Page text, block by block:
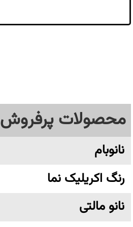
محصولات پرفروش
نانوبام
رنگ اکریلیک نما
نانو مالتی